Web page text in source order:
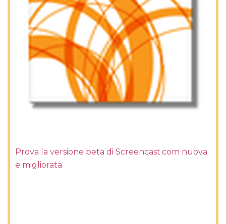
Prova la versione beta di Screencast.com nuova
e migliorata